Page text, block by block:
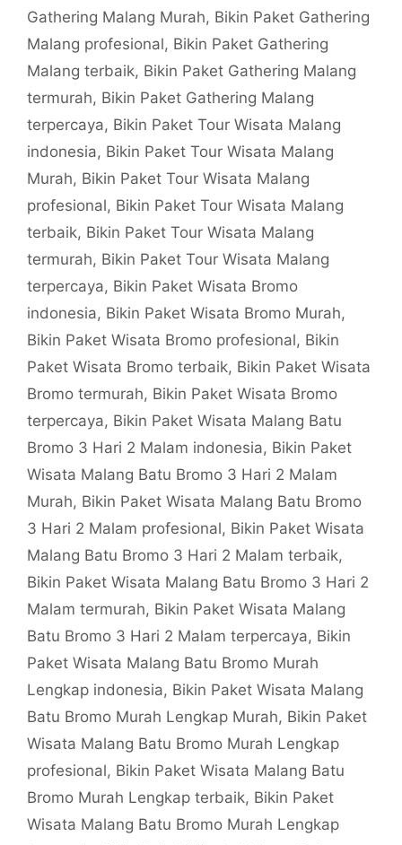
Gathering Malang Murah, Bikin Paket Gathering
Malang profesional, Bikin Paket Gathering
Malang terbaik, Bikin Paket Gathering Malang
termurah, Bikin Paket Gathering Malang
terpercaya, Bikin Paket Tour Wisata Malang
indonesia, Bikin Paket Tour Wisata Malang
Murah, Bikin Paket Tour Wisata Malang
profesional, Bikin Paket Tour Wisata Malang
terbaik, Bikin Paket Tour Wisata Malang
termurah, Bikin Paket Tour Wisata Malang
terpercaya, Bikin Paket Wisata Bromo
indonesia, Bikin Paket Wisata Bromo Murah,
Bikin Paket Wisata Bromo profesional, Bikin
Paket Wisata Bromo terbaik, Bikin Paket Wisata
Bromo termurah, Bikin Paket Wisata Bromo
terpercaya, Bikin Paket Wisata Malang Batu
Bromo 3 Hari 2 Malam indonesia, Bikin Paket
Wisata Malang Batu Bromo 3 Hari 2 Malam
Murah, Bikin Paket Wisata Malang Batu Bromo
3 Hari 2 Malam profesional, Bikin Paket Wisata
Malang Batu Bromo 3 Hari 2 Malam terbaik,
Bikin Paket Wisata Malang Batu Bromo 3 Hari 2
Malam termurah, Bikin Paket Wisata Malang
Batu Bromo 3 Hari 2 Malam terpercaya, Bikin
Paket Wisata Malang Batu Bromo Murah
Lengkap indonesia, Bikin Paket Wisata Malang
Batu Bromo Murah Lengkap Murah, Bikin Paket
Wisata Malang Batu Bromo Murah Lengkap
profesional, Bikin Paket Wisata Malang Batu
Bromo Murah Lengkap terbaik, Bikin Paket
Wisata Malang Batu Bromo Murah Lengkap